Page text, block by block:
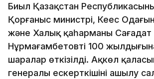
Биыл Қазақстан
Қорғаныс министрі, Кеңес
және Халық қаһарманы Сағадат
Нұрмағамбетовтің 100
шаралар өткізілді. Ақкөл
генералы ескерткішінің ашылу